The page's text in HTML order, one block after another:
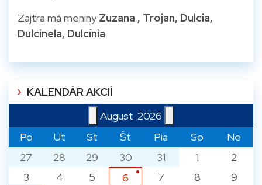
Zajtra má meninyZuzana , Trojan, Dulcia,
Dulcinela, Dulcínia
KALENDÁR AKCIÍ
August 2026
Po
Ut St Št Pia So
Ne
27
28 29 30 31 1
2
3
4 5 6 7 8
9